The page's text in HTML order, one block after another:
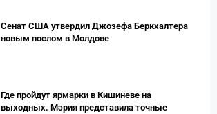
Сенат США утвердил Джозефа Беркхалтера
новым послом в Молдове
Где пройдут ярмарки в Кишиневе на
выходных. Мэрия представила точные